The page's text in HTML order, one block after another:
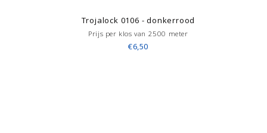
Trojalock 0106 - donkerrood
Prijs per klos van 2500 meter
€6,50